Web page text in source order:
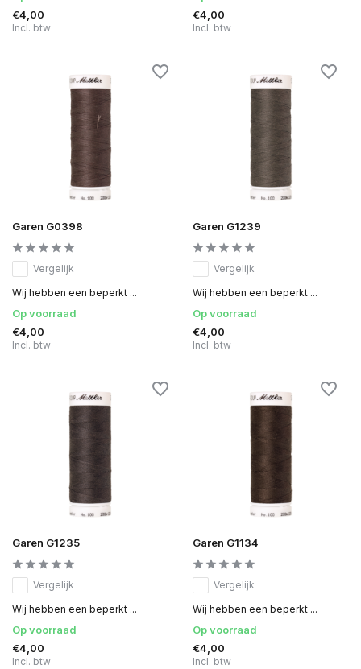
€4,00
Incl. btw
€4,00
Incl. btw
Garen G0398
Vergelijk
Wij hebben een beperkt ...
Op voorraad
€4,00
Incl. btw
Garen G1239
Vergelijk
Wij hebben een beperkt ...
Op voorraad
€4,00
Incl. btw
Garen G1235
Vergelijk
Wij hebben een beperkt ...
Op voorraad
€4,00
Incl. btw
Garen G1134
Vergelijk
Wij hebben een beperkt ...
Op voorraad
€4,00
Incl. btw